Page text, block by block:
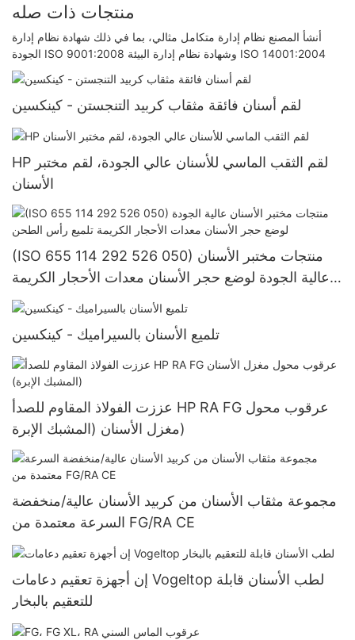
منتجات ذات صله
أنشأ المصنع نظام إدارة متكامل مثالي، بما في ذلك شهادة نظام إدارة
الجودة ISO 9001:2008 وشهادة نظام إدارة البيئة ISO 14001:2004
لقم أسنان فائقة مثقاب كربيد التنجستن - كينكسين
HP لقم الثقب الماسي للأسنان عالي الجودة، لقم مختبر
الأسنان
(ISO 655 114 292 526 050) منتجات مختبر الأسنان
عالية الجودة لوضع حجر الأسنان معدات الأحجار الكريمة
تلميع رأس الطحن
تلميع الأسنان بالسيراميك - كينكسين
عززت الفولاذ المقاوم للصدأ HP RA FG عرقوب محول
مغزل الأسنان (المشبك الإبرة)
مجموعة مثقاب الأسنان من كربيد الأسنان عالية/منخفضة
السرعة معتمدة من FG/RA CE
إن أجهزة تعقيم دعامات Vogeltop لطب الأسنان قابلة
للتعقيم بالبخار